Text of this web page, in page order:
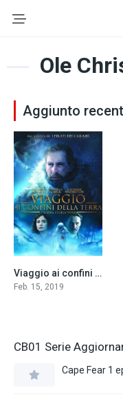
Ole
Aggiunto
6.2Viaggio ai confini della Terra (2019)
Feb. 15, 2019
CB01 Serie
Cape Fear 1